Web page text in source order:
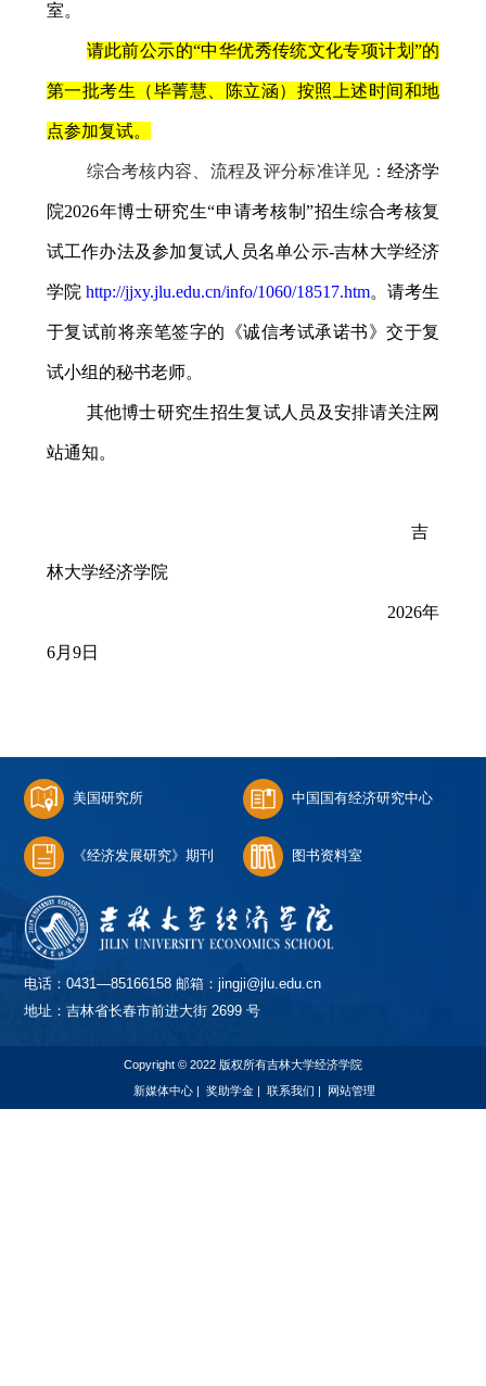
室。
请此前公示的“中华优秀传统文化专项计划”的
第一批考生（毕菁慧、陈立涵）按照上述时间和地
点参加复试。
综合考核内容、流程及评分标准详见： 经济学
院2026年博士研究生“申请考核制”招生综合考核复
试工作办法及参加复试人员名单公示-吉林大学经济
学院 http://jjxy.jlu.edu.cn/info/1060/18517.htm。请考生
于复试前将亲笔签字的《诚信考试承诺书》交于复
试小组的秘书老师。
其他博士研究生招生复试人员及安排请关注网
站通知。
吉
林大学经济学院
2026年
6月 9日
美国研究所 中国国有经济研究中心
《经济发展研究》期刊 图书资料室
电话：0431—85166158 邮箱：jingji@jlu.edu.cn
地址：吉林省长春市前进大街 2699 号
Copyright © 2022 版权所有吉林大学经济学院
新媒体中心 | 奖助学金 | 联系我们 | 网站管理